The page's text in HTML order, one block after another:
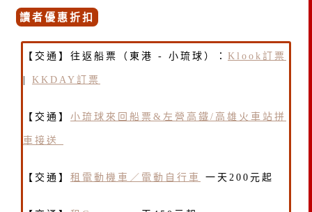
讀者優惠折扣
【交通】往返船票（東港 - 小琉球）： Klook訂票
KKDAY訂票
【交通】 小琉球來回船票&左營高鐵/高雄火車站拼
車接送
【交通】 租電動機車／電動自行車 一天200元起